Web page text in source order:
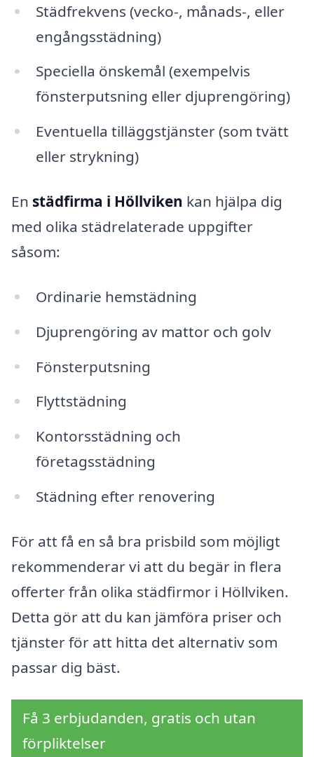
Städfrekvens (vecko-, månads-, eller
engångsstädning)
Speciella önskemål (exempelvis
fönsterputsning eller djuprengöring)
Eventuella tilläggstjänster (som tvätt
eller strykning)
En städfirma i Höllviken kan hjälpa dig
med olika städrelaterade uppgifter
såsom:
Ordinarie hemstädning
Djuprengöring av mattor och golv
Fönsterputsning
Flyttstädning
Kontorsstädning och
företagsstädning
Städning efter renovering
För att få en så bra prisbild som möjligt
rekommenderar vi att du begär in flera
offerter från olika städfirmor i Höllviken.
Detta gör att du kan jämföra priser och
tjänster för att hitta det alternativ som
passar dig bäst.
Få 3 erbjudanden, gratis och utan
förpliktelser